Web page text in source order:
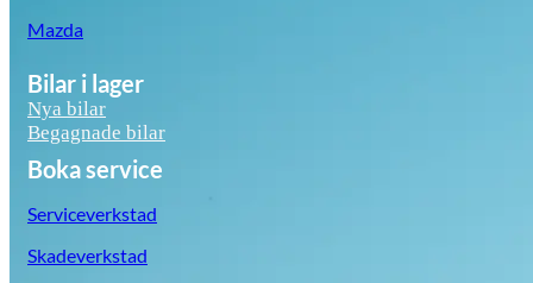
Mazda
Bilar i lager
Nya bilar
Begagnade bilar
Boka service
Serviceverkstad
Skadeverkstad